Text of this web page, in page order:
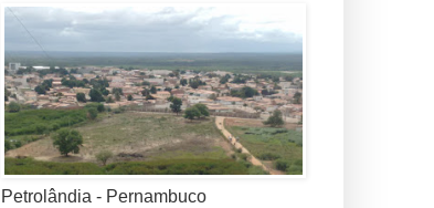
Petrolândia - Pernambuco